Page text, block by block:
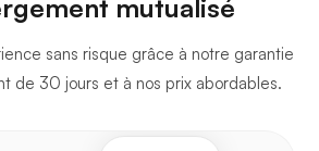
mutualisé
sans risque grâce à notre garantie
de 30 jours et à nos prix abordables.